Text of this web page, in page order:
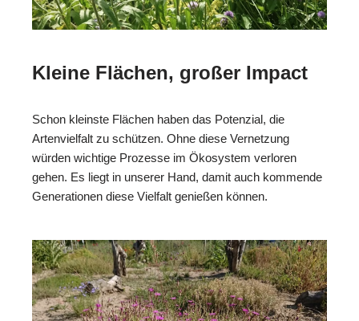
Kleine Flächen, großer Impact
Schon kleinste Flächen haben das Potenzial, die
Artenvielfalt zu schützen. Ohne diese Vernetzung
würden wichtige Prozesse im Ökosystem verloren
gehen. Es liegt in unserer Hand, damit auch kommende
Generationen diese Vielfalt genießen können.